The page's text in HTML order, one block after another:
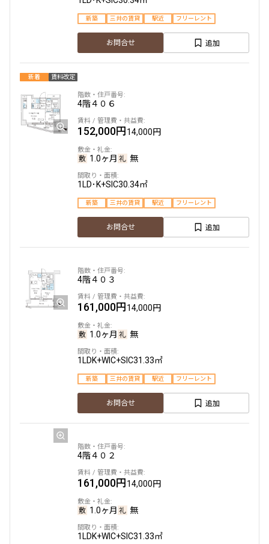
1LDK+WIC+SIC32.18㎡
新築 三井の賃貸 フリーレント
お問合せ 追加
7階 702
166,000円15,000円
1.0ヶ月 無
1LDK+WIC33.02㎡
新築 三井の賃貸 フリーレント
追加
7階 701
167,000円15,000円
1.0ヶ月 無
1LDK+WIC33.02㎡
新築 三井の賃貸 フリーレント
追加
9階 902
177,000円15,000円
1.0ヶ月 無
1LDK+WIC33.02㎡
新築 三井の賃貸 駅近 フリーレント
お問合せ 追加
新着 賃料改定
4階４０６
152,000円14,000円
1.0ヶ月 無
1LD･K+SIC30.34㎡
新築 三井の賃貸 駅近 フリーレント
お問合せ 追加
4階４０３
161,000円14,000円
1.0ヶ月 無
1LDK+WIC+SIC31.33㎡
新築 三井の賃貸 駅近 フリーレント
お問合せ 追加
4階４０２
161,000円14,000円
1.0ヶ月 無
1LDK+WIC+SIC31.33㎡